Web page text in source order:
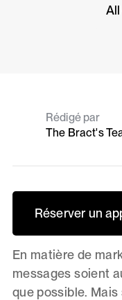
Rédigé par
The Bract's
En matière de
messages soient
que possible.
Réserver un